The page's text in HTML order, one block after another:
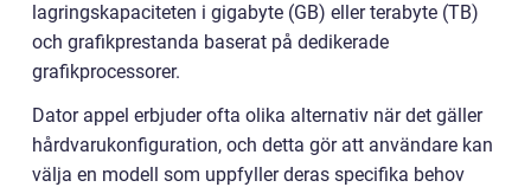
lagringskapaciteten i gigabyte (GB) eller terabyte (TB)
och grafikprestanda baserat på dedikerade
grafikprocessorer.
Dator appel erbjuder ofta olika alternativ när det gäller
hårdvarukonfiguration, och detta gör att användare kan
välja en modell som uppfyller deras specifika behov